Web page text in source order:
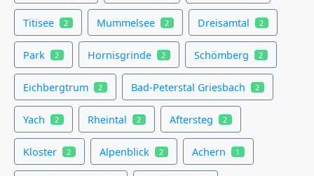
Titisee 2 Mummelsee 2 Dreisamtal 2
Park 2 Hornisgrinde 2 Schömberg 2
Eichbergtrum 2 Bad-Peterstal Griesbach 2
Yach 2 Rheintal 2 Aftersteg 2
Kloster 2 Alpenblick 2 Achern 1